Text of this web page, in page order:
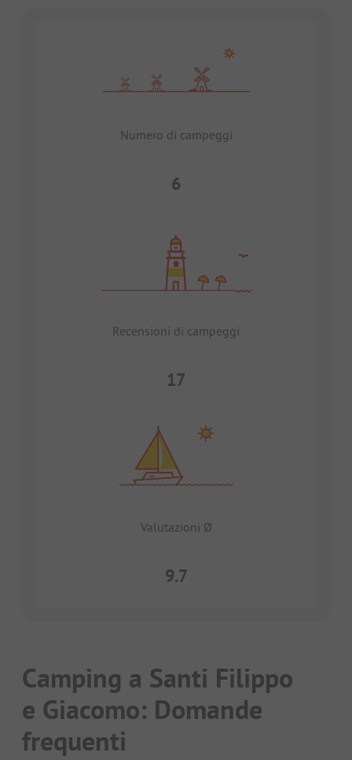
Numero di campeggi
6
Recensioni di campeggi
17
Valutazioni Ø
9.7
Camping a Santi Filippo
e Giacomo: Domande
frequenti